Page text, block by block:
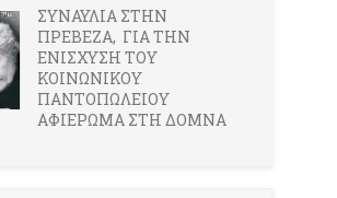
ΣΥΝΑΥΛΙΑ ΣΤΗΝ
ΠΡΕΒΕΖΑ, ΓΙΑ ΤΗΝ
ΕΝΙΣΧΥΣΗ ΤΟΥ
ΚΟΙΝΩΝΙΚΟΥ
ΠΑΝΤΟΠΩΛΕΙΟΥ
ΑΦΙΕΡΩΜΑ ΣΤΗ ΔΟΜΝΑ